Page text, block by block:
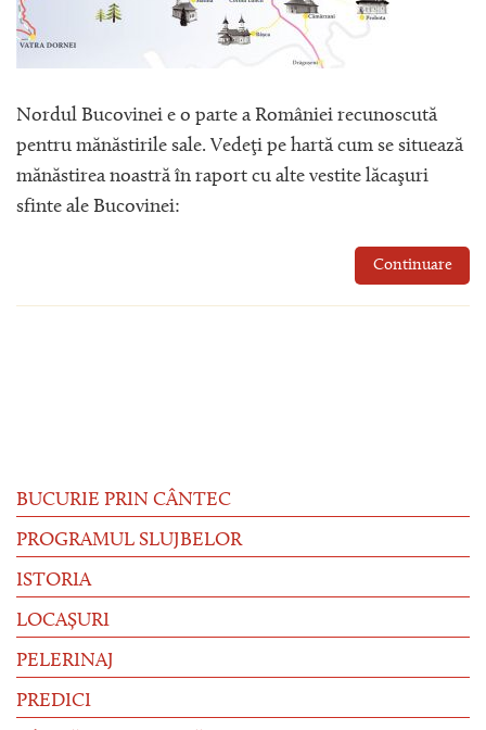
Nordul Bucovinei e o parte a României recunoscută
pentru mănăstirile sale. Vedeţi pe hartă cum se situează
mănăstirea noastră în raport cu alte vestite lăcaşuri
sfinte ale Bucovinei:
Continuare
BUCURIE PRIN CÂNTEC
PROGRAMUL SLUJBELOR
ISTORIA
LOCAȘURI
PELERINAJ
PREDICI